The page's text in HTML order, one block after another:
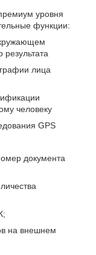
уровня
функции:
лица
человеку
GPS
документа
на внешнем